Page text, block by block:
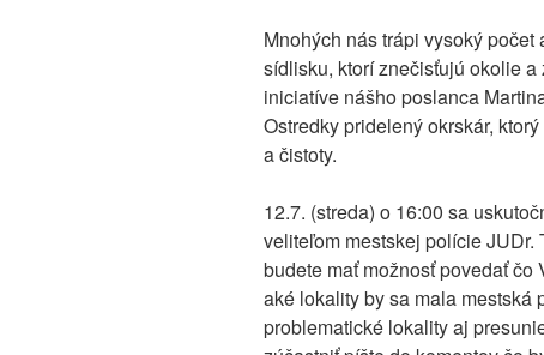
Mnohých nás trápi vysoký
sídlisku, ktorí znečisťujú okolie
iniciatíve nášho poslanca
Ostredky pridelený okrskár,
a čistoty.
12.7. (streda) o 16:00 sa
veliteľom mestskej polície JUDr.
budete mať možnosť povedať
aké lokality by sa mala mestská
problematické lokality aj